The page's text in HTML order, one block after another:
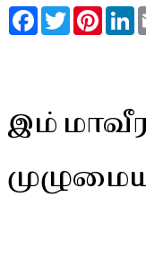
FacebookTwitter
இம்